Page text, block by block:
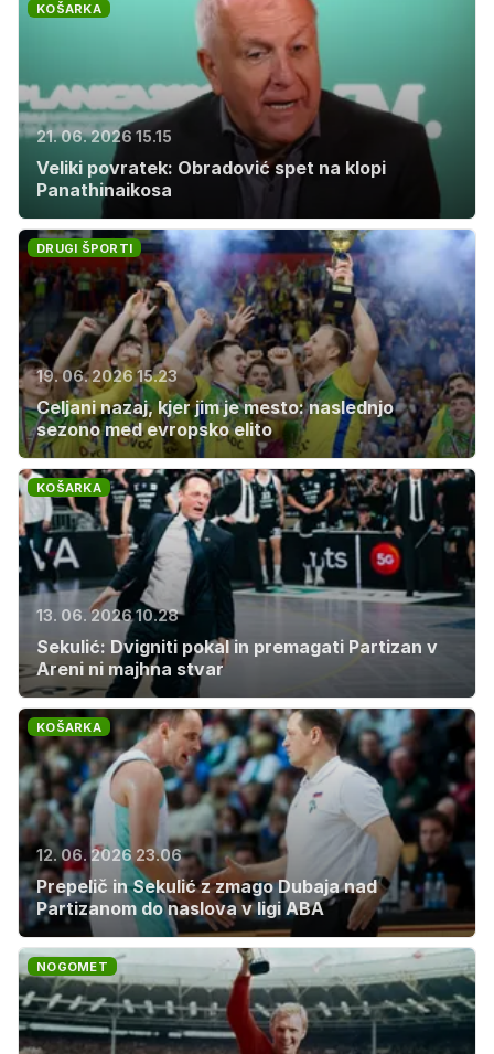
KOŠARKA
21. 06. 2026 15.15
Veliki povratek: Obradović spet na klopi
Panathinaikosa
DRUGI ŠPORTI
19. 06. 2026 15.23
Celjani nazaj, kjer jim je mesto: naslednjo
sezono med evropsko elito
KOŠARKA
13. 06. 2026 10.28
Sekulić: Dvigniti pokal in premagati Partizan v
Areni ni majhna stvar
KOŠARKA
12. 06. 2026 23.06
Prepelič in Sekulić z zmago Dubaja nad
Partizanom do naslova v ligi ABA
NOGOMET